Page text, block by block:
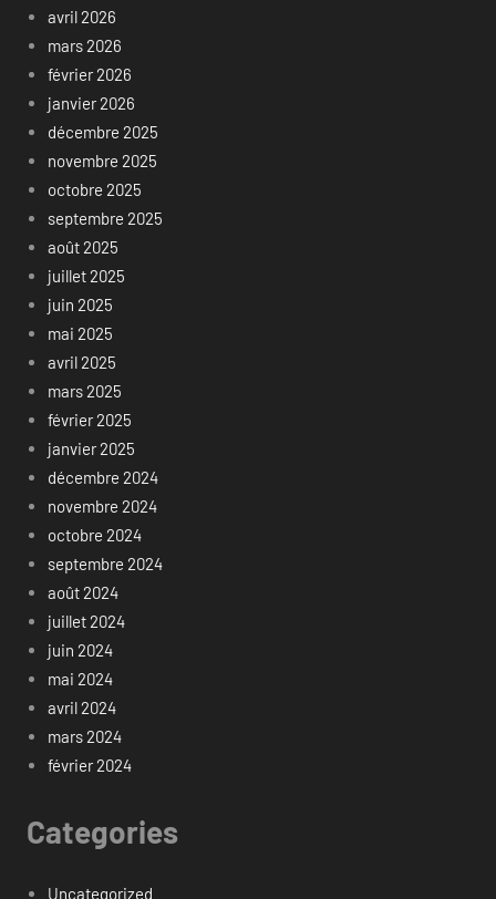
avril 2026
mars 2026
février 2026
janvier 2026
décembre 2025
novembre 2025
octobre 2025
septembre 2025
août 2025
juillet 2025
juin 2025
mai 2025
avril 2025
mars 2025
février 2025
janvier 2025
décembre 2024
novembre 2024
octobre 2024
septembre 2024
août 2024
juillet 2024
juin 2024
mai 2024
avril 2024
mars 2024
février 2024
Categories
Uncategorized